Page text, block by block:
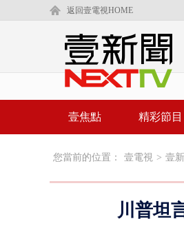
返回壹電視HOME
壹焦點 精彩節目
您當前的位置： 壹電視 > 壹
川普坦